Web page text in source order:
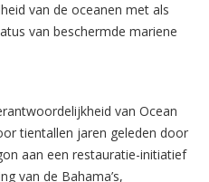
van de oceanen met als
van beschermde mariene
van Ocean
tientallen jaren geleden door
aan een restauratie-initiatief
van de Bahama’s,